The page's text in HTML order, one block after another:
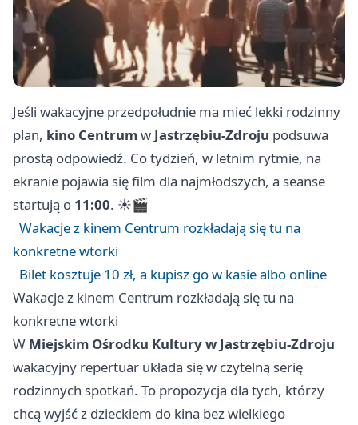
Jeśli wakacyjne przedpołudnie ma mieć lekki rodzinny
plan, kino Centrumw Jastrzębiu-Zdroju podsuwa
prostą odpowiedź. Co tydzień, w letnim rytmie, na
ekranie pojawia się film dla najmłodszych, a seanse
startują o 11:00. ☀️🎬
Wakacje z kinem Centrum rozkładają się tu na
konkretne wtorki
Bilet kosztuje 10 zł, a kupisz go w kasie albo online
Wakacje z kinem Centrum rozkładają się tu na
konkretne wtorki
W Miejskim Ośrodku Kultury w Jastrzębiu-Zdroju
wakacyjny repertuar układa się w czytelną serię
rodzinnych spotkań. To propozycja dla tych, którzy
chcą wyjść z dzieckiem do kina bez wielkiego